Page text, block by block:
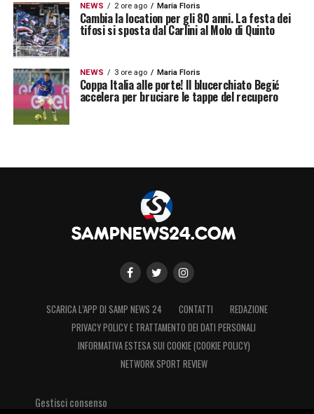
NEWS 2 ore ago Maria Floris
Cambia la location per gli 80 anni. La festa dei
tifosi si sposta dal Carlini al Molo di Quinto
NEWS 3 ore ago Maria Floris
Coppa Italia alle porte! Il blucerchiato Begić
accelera per bruciare le tappe del recupero
SCARICA L’APP DI SAMP NEWS 24 CONTATTI
REDAZIONE
PRIVACY POLICY E TRATTAMENTO DEI DATI PERSONALI
INFORMATIVA ESTESA SUI COOKIE (COOKIE POLICY)
NETWORK SPORT REVIEW
Gestisci consenso